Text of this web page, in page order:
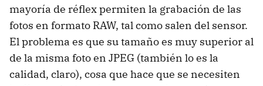
mayoría de réflex permiten la grabación de las
fotos en formato RAW, tal como salen del sensor.
El problema es que su tamaño es muy superior al
de la misma foto en JPEG (también lo es la
calidad, claro), cosa que hace que se necesiten